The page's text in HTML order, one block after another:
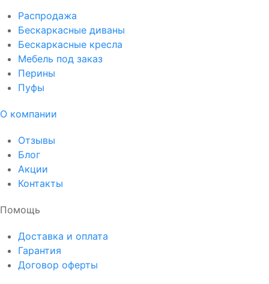
Распродажа
Бескаркасные диваны
Бескаркасные кресла
Мебель под заказ
Перины
Пуфы
О компании
Отзывы
Блог
Акции
Контакты
Помощь
Доставка и оплата
Гарантия
Договор оферты